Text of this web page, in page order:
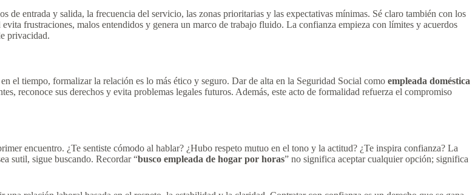
de entrada y salida, la frecuencia del servicio, las zonas prioritarias y las expectativas mínimas. Sé claro también con los
frustraciones, malos entendidos y genera un marco de trabajo fluido. La confianza empieza con límites y acuerdos
privacidad.
el tiempo, formalizar la relación es lo más ético y seguro. Dar de alta en la Seguridad Social como empleada doméstica
reconoce sus derechos y evita problemas legales futuros. Además, este acto de formalidad refuerza el compromiso
encuentro. ¿Te sentiste cómodo al hablar? ¿Hubo respeto mutuo en el tono y la actitud? ¿Te inspira confianza? La
sutil, sigue buscando. Recordar “busco empleada de hogar por horas” no significa aceptar cualquier opción; significa